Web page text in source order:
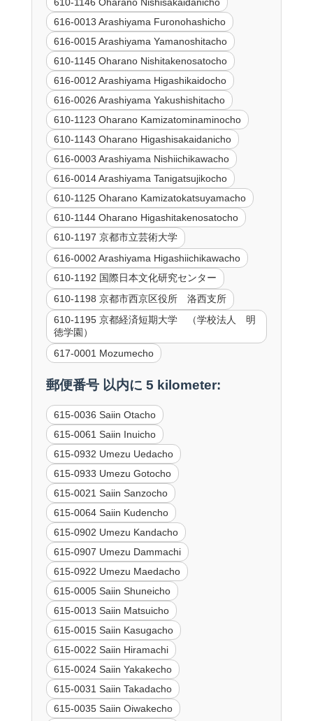
616-0013 Arashiyama Furonohashicho
616-0015 Arashiyama Yamanoshitacho
610-1145 Oharano Nishitakenosatocho
616-0012 Arashiyama Higashikaidocho
616-0026 Arashiyama Yakushishitacho
610-1123 Oharano Kamizatominaminocho
610-1143 Oharano Higashisakaidanicho
616-0003 Arashiyama Nishiichikawacho
616-0014 Arashiyama Tanigatsujikocho
610-1125 Oharano Kamizatokatsuyamacho
610-1144 Oharano Higashitakenosatocho
610-1197 京都市立芸術大学
616-0002 Arashiyama Higashiichikawacho
610-1192 国際日本文化研究センター
610-1198 京都市西京区役所 洛西支所
610-1195 京都経済短期大学 （学校法人 明
徳学園）
617-0001 Mozumecho
郵便番号 以内に 5 kilometer:
615-0036 Saiin Otacho
615-0061 Saiin Inuicho
615-0932 Umezu Uedacho
615-0933 Umezu Gotocho
615-0021 Saiin Sanzocho
615-0064 Saiin Kudencho
615-0902 Umezu Kandacho
615-0907 Umezu Dammachi
615-0922 Umezu Maedacho
615-0005 Saiin Shuneicho
615-0013 Saiin Matsuicho
615-0015 Saiin Kasugacho
615-0022 Saiin Hiramachi
615-0024 Saiin Yakakecho
615-0031 Saiin Takadacho
615-0035 Saiin Oiwakecho